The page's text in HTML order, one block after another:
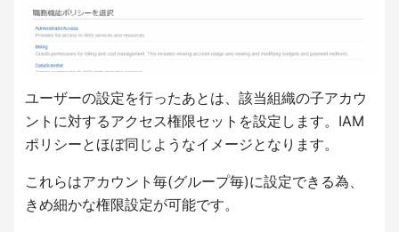
ユーザーの設定を行ったあとは、該当組織の子アカウ
ントに対するアクセス権限セットを設定します。IAM
ポリシーとほぼ同じようなイメージとなります。
これらはアカウント毎(グループ毎)に設定できる為、
きめ細かな権限設定が可能です。